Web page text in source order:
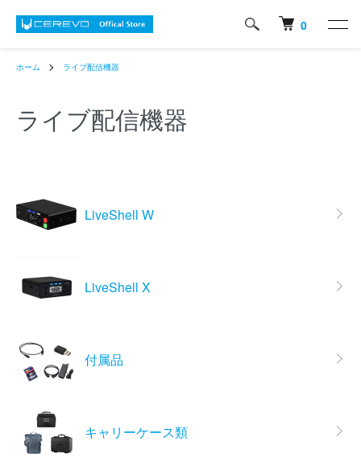
0
ホーム ライブ配信機器
ライブ配信機器
LiveShell W
LiveShell X
付属品
キャリーケース類